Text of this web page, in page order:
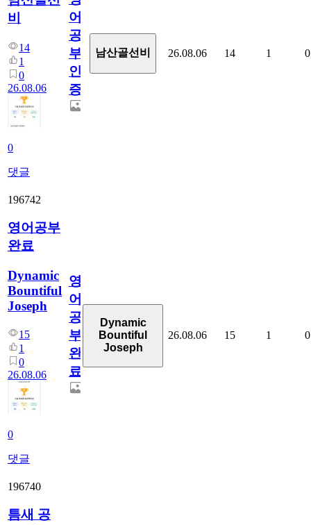
비
14
1
0
26.08.06
0
댓글
어
공
부
인
증
남산골선비 26.08.06 14 1 0
196742
영어공부
완료
Dynamic
Bountiful
Joseph
15
1
0
26.08.06
0
댓글
영
어
공
부
완
료
Dynamic
Bountiful
Joseph
26.08.06 15 1 0
196740
틈새 공